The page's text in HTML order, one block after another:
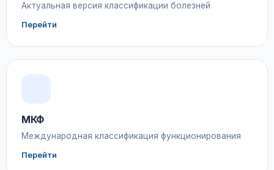
Актуальная версия классификации болезней
Перейти
МКФ
Международная классификация функционирования
Перейти